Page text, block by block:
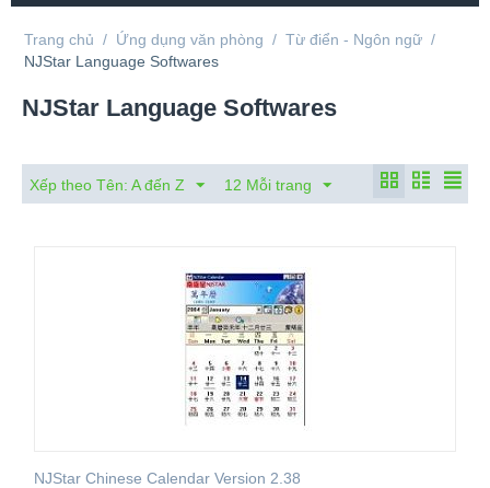
Trang chủ / Ứng dụng văn phòng / Từ điển - Ngôn ngữ /
NJStar Language Softwares
NJStar Language Softwares
Xếp theo Tên: A đến Z 12 Mỗi trang
NJStar Chinese Calendar Version 2.38